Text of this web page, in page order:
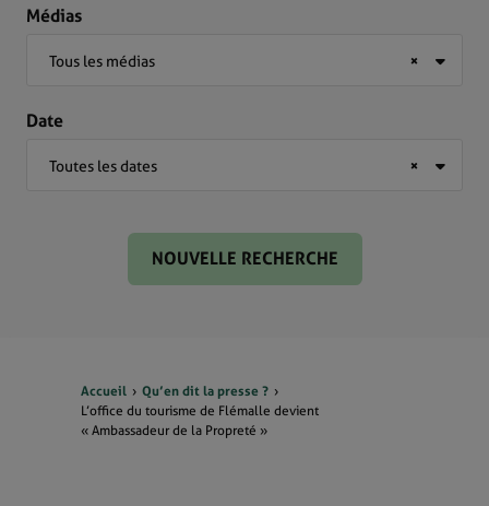
Médias
×
Tous les médias
Date
×
Toutes les dates
Accueil
Qu’en dit la presse ?
L’office du tourisme de Flémalle devient
« Ambassadeur de la Propreté »